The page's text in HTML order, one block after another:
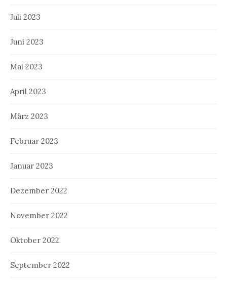
Juli 2023
Juni 2023
Mai 2023
April 2023
März 2023
Februar 2023
Januar 2023
Dezember 2022
November 2022
Oktober 2022
September 2022